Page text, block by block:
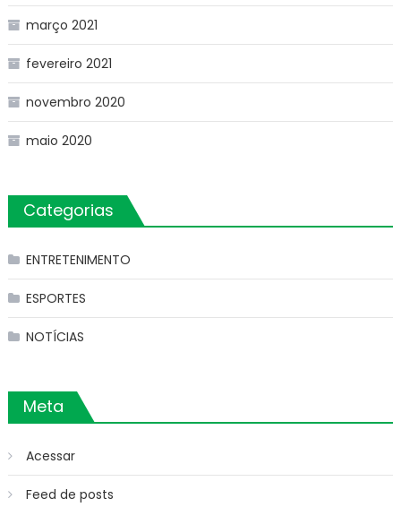
março 2021
fevereiro 2021
novembro 2020
maio 2020
Categorias
ENTRETENIMENTO
ESPORTES
NOTÍCIAS
Meta
Acessar
Feed de posts